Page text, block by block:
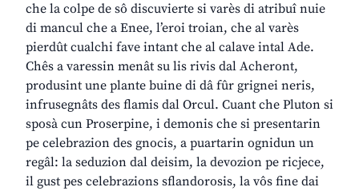
che la colpe de sô discuvierte si varès di atribuî nuie
di mancul che a Enee, l’eroi troian, che al varès
pierdût cualchi fave intant che al calave intal Ade.
Chês a varessin menât su lis rivis dal Acheront,
produsint une plante buine di dâ fûr grignei neris,
infrusegnâts des flamis dal Orcul. Cuant che Pluton si
sposà cun Proserpine, i demonis che si presentarin
pe celebrazion des gnocis, a puartarin ognidun un
regâl: la seduzion dal deisim, la devozion pe ricjece,
il gust pes celebrazions sflandorosis, la vôs fine dai